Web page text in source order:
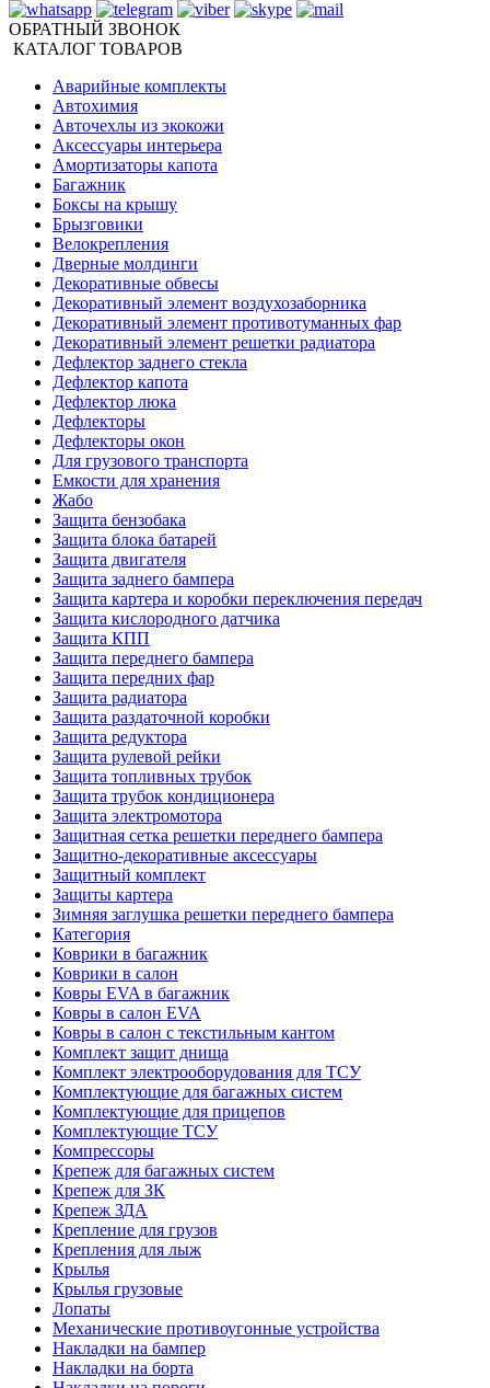
ОБРАТНЫЙ ЗВОНОК
КАТАЛОГ ТОВАРОВ
Аварийные комплекты
Автохимия
Авточехлы из экокожи
Аксессуары интерьера
Амортизаторы капота
Багажник
Боксы на крышу
Брызговики
Велокрепления
Дверные молдинги
Декоративные обвесы
Декоративный элемент воздухозаборника
Декоративный элемент противотуманных фар
Декоративный элемент решетки радиатора
Дефлектор заднего стекла
Дефлектор капота
Дефлектор люка
Дефлекторы
Дефлекторы окон
Для грузового транспорта
Емкости для хранения
Жабо
Защита бензобака
Защита блока батарей
Защита двигателя
Защита заднего бампера
Защита картера и коробки переключения передач
Защита кислородного датчика
Защита КПП
Защита переднего бампера
Защита передних фар
Защита радиатора
Защита раздаточной коробки
Защита редуктора
Защита рулевой рейки
Защита топливных трубок
Защита трубок кондиционера
Защита электромотора
Защитная сетка решетки переднего бампера
Защитно-декоративные аксессуары
Защитный комплект
Защиты картера
Зимняя заглушка решетки переднего бампера
Категория
Коврики в багажник
Коврики в салон
Ковры EVA в багажник
Ковры в салон EVA
Ковры в салон с текстильным кантом
Комплект защит днища
Комплект электрооборудования для ТСУ
Комплектующие для багажных систем
Комплектующие для прицепов
Комплектующие ТСУ
Компрессоры
Крепеж для багажных систем
Крепеж для ЗК
Крепеж ЗДА
Крепление для грузов
Крепления для лыж
Крылья
Крылья грузовые
Лопаты
Механические противоугонные устройства
Накладки на бампер
Накладки на борта